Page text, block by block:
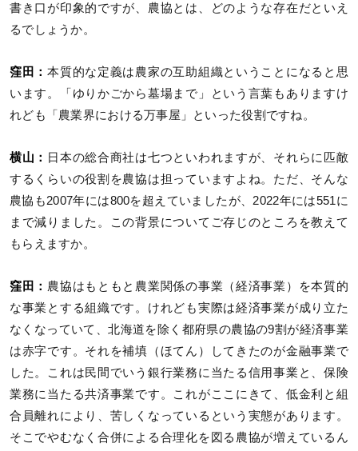
書き口が印象的ですが、農協とは、どのような存在だといえ
るでしょうか。
窪田：本質的な定義は農家の互助組織ということになると思
います。「ゆりかごから墓場まで」という言葉もありますけ
れども「農業界における万事屋」といった役割ですね。
横山：
日本の総合商社は七つといわれますが、それらに匹敵
するくらいの役割を農協は担っていますよね。ただ、そんな
農協も2007年には800を超えていましたが、2022年には551に
まで減りました。この背景についてご存じのところを教えて
もらえますか。
窪田： 農協はもともと農業関係の事業（経済事業）を本質的
な事業とする組織です。けれども実際は経済事業が成り立た
なくなっていて、北海道を除く都府県の農協の9割が経済事業
は赤字です。それを補填（ほてん）してきたのが金融事業で
した。これは民間でいう銀行業務に当たる信用事業と、保険
業務に当たる共済事業です。これがここにきて、低金利と組
合員離れにより、苦しくなっているという実態があります。
そこでやむなく合併による合理化を図る農協が増えているん